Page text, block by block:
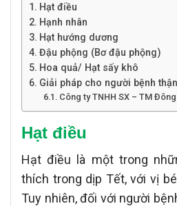
Hạt điều
Hạnh nhân
Hạt hướng dương
Đậu phộng (Bơ đậu phộng)
Hoa quả/ Hạt sấy khô
Giải pháp cho người bệnh
Công ty TNHH SX – TM
Hạt điều
Hạt điều là một trong
thích trong dịp Tết, với vị
Tuy nhiên, đối với người